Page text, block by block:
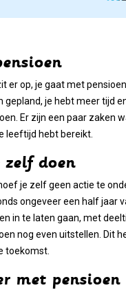
er op, je gaat met
gepland, je hebt meer tijd
Er zijn een paar zaken
leeftijd hebt bereikt.
doen
je zelf geen actie te
ongeveer een half jaar
in te laten gaan, met
nog even uitstellen. Dit
toekomst.
met pensioen